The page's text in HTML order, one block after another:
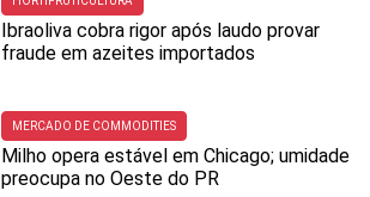
Ibraoliva cobra rigor após laudo provar
fraude em azeites importados
MERCADO DE COMMODITIES
Milho opera estável em Chicago; umidade
preocupa no Oeste do PR